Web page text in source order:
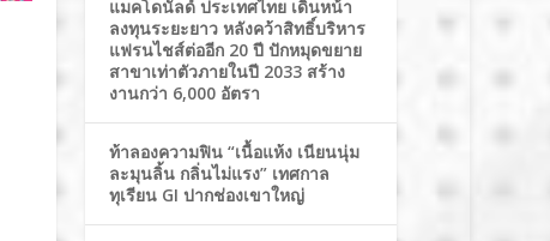
แมคโดนัลด์ ประเทศไทย เดินหน้า
ลงทุนระยะยาว หลังคว้าสิทธิ์บริหาร
แฟรนไชส์ต่ออีก 20 ปี ปักหมุดขยาย
สาขาเท่าตัวภายในปี 2033 สร้าง
งานกว่า 6,000 อัตรา
ท้าลองความฟิน “เนื้อแห้ง เนียนนุ่ม
ละมุนลิ้น กลิ่นไม่แรง” เทศกาล
ทุเรียน GI ปากช่องเขาใหญ่